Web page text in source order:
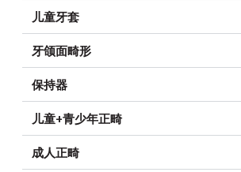
儿童牙套
牙颌面畸形
保持器
儿童+青少年正畸
成人正畸